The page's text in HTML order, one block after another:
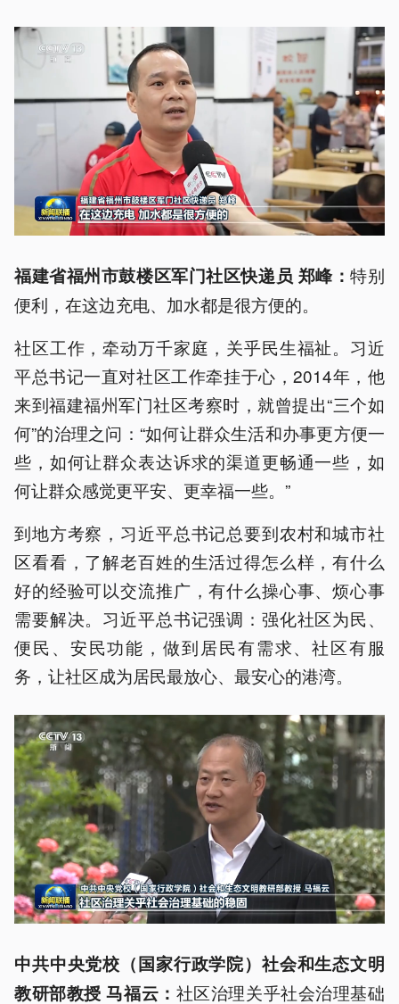
福建省福州市鼓楼区军门社区快递员 郑峰：特别
便利，在这边充电、加水都是很方便的。
社区工作，牵动万千家庭，关乎民生福祉。习近
平总书记一直对社区工作牵挂于心，2014年，他
来到福建福州军门社区考察时，就曾提出“三个如
何”的治理之问：“如何让群众生活和办事更方便一
些，如何让群众表达诉求的渠道更畅通一些，如
何让群众感觉更平安、更幸福一些。”
到地方考察，习近平总书记总要到农村和城市社
区看看，了解老百姓的生活过得怎么样，有什么
好的经验可以交流推广，有什么操心事、烦心事
需要解决。习近平总书记强调：强化社区为民、
便民、安民功能，做到居民有需求、社区有服
务，让社区成为居民最放心、最安心的港湾。
中共中央党校（国家行政学院）社会和生态文明
教研部教授 马福云： 社区治理关乎社会治理基础